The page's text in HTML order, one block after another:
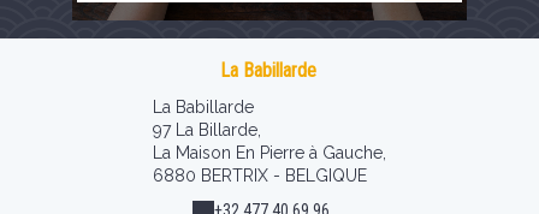
La Babillarde
La Babillarde
97 La Billarde,
La Maison En Pierre à Gauche,
6880 BERTRIX - BELGIQUE